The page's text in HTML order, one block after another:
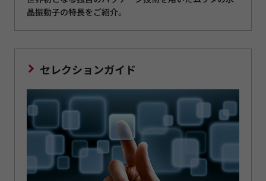
晶振動子の特長をご紹介。
セレクションガイド